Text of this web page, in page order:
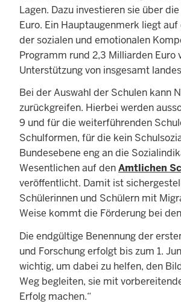
Lagen. Dazu investieren sie über
Euro. Ein Hauptaugenmerk liegt
der sozialen und emotionalen
Programm rund 2,3 Milliarden
Unterstützung von insgesamt
Bei der Auswahl der Schulen kann
zurückgreifen. Hierbei werden
9 und für die weiterführenden
Schulformen, für die kein
Bundesebene eng an die
Wesentlichen auf denAmtlichen
veröffentlicht. Damit ist
Schülerinnen und Schülern mit
Weise kommt die Förderung bei
Die endgültige Benennung der
und Forschung erfolgt bis zum 1.
wichtig, um dabei zu helfen, den
Weg begleiten, sie mit
Erfolg machen.“